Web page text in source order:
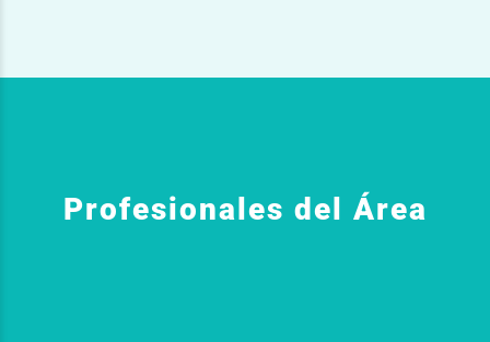
Profesionales del Área